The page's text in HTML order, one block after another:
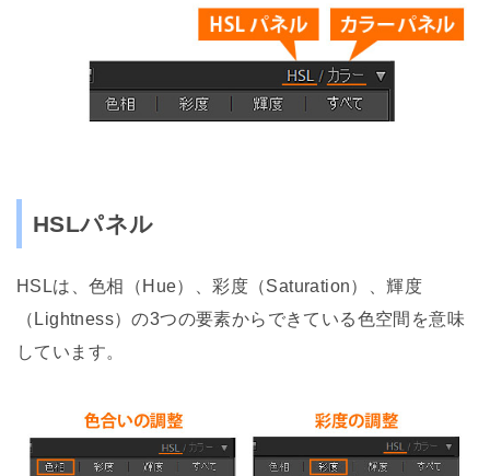
HSLパネル
HSLは、色相（Hue）、彩度（Saturation）、輝度
（Lightness）の3つの要素からできている色空間を意味
しています。